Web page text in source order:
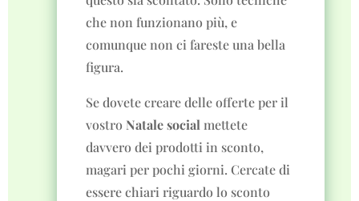
che non funzionano più, e
comunque non ci fareste una bella
figura.
Se dovete creare delle offerte per il
vostro Natale social mettete
davvero dei prodotti in sconto,
magari per pochi giorni. Cercate di
essere chiari riguardo lo sconto